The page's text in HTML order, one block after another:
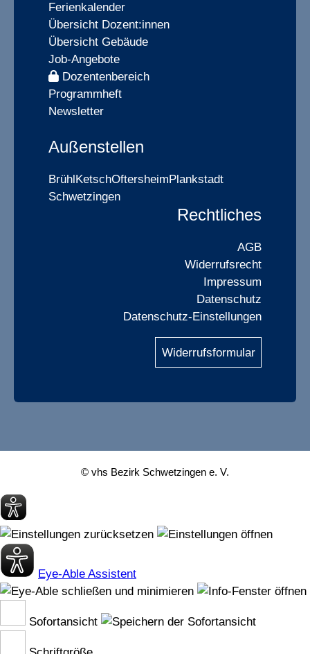
Ferienkalender
Übersicht Dozent:innen
Übersicht Gebäude
Job-Angebote
Dozentenbereich
Programmheft
Newsletter
Außenstellen
BrühlKetschOftersheimPlankstadt
Schwetzingen
Rechtliches
AGB
Widerrufsrecht
Impressum
Datenschutz
Datenschutz-Einstellungen
Widerrufsformular
© vhs Bezirk Schwetzingen e. V.